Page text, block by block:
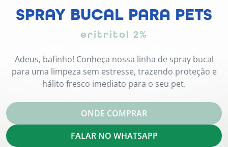
SPRAY BUCAL PARA PETS
eritritol 2%
Adeus, bafinho! Conheça nossa linha de spray bucal
para uma limpeza sem estresse, trazendo proteção e
hálito fresco imediato para o seu pet.
ONDE COMPRAR
FALAR NO WHATSAPP